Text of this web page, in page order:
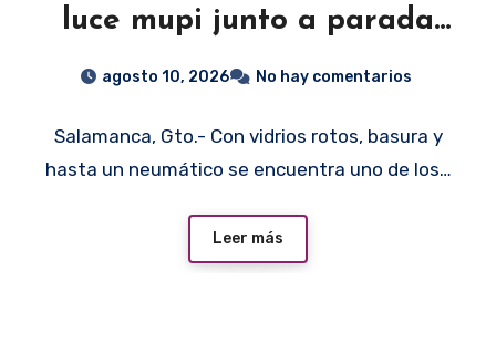
luce mupi junto a parada
de camiones en Salamanca
agosto 10, 2026 No hay comentarios
Salamanca, Gto.- Con vidrios rotos, basura y
hasta un neumático se encuentra uno de los…
Leer más